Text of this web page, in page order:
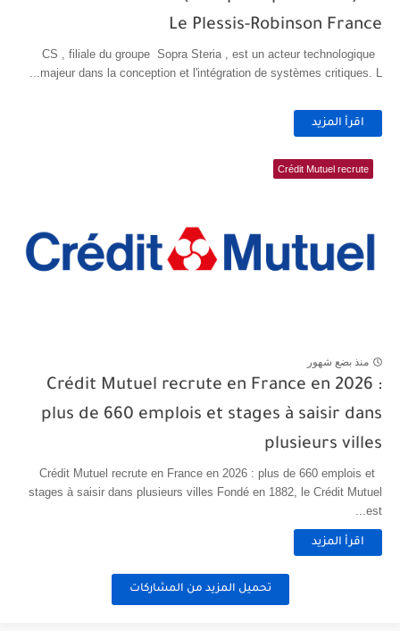
Le Plessis-Robinson France
CS , filiale du groupe Sopra Steria , est un acteur technologique
majeur dans la conception et l'intégration de systèmes critiques. L...
اقرأ المزيد
Crédit Mutuel recrute
منذ بضع شهور
Crédit Mutuel recrute en France en 2026 :
plus de 660 emplois et stages à saisir dans
plusieurs villes
Crédit Mutuel recrute en France en 2026 : plus de 660 emplois et
stages à saisir dans plusieurs villes Fondé en 1882, le Crédit Mutuel
est...
اقرأ المزيد
تحميل المزيد من المشاركات